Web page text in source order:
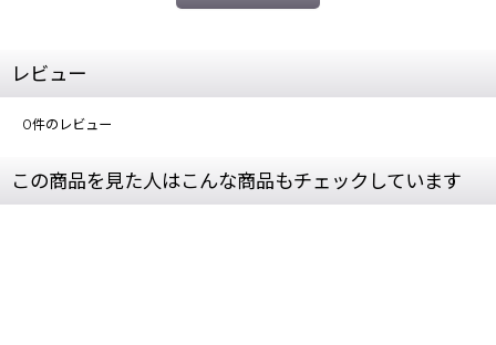
レビュー
0件のレビュー
この商品を見た人はこんな商品もチェックしています